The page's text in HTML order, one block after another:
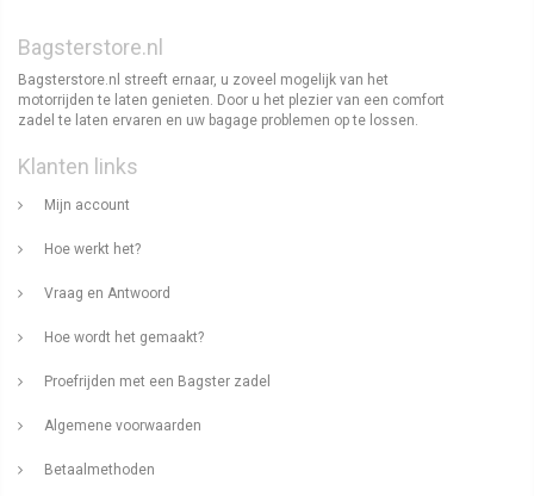
Bagsterstore.nl
Bagsterstore.nl streeft ernaar, u zoveel mogelijk van het
motorrijden te laten genieten. Door u het plezier van een comfort
zadel te laten ervaren en uw bagage problemen op te lossen.
Klanten links
Mijn account
Hoe werkt het?
Vraag en Antwoord
Hoe wordt het gemaakt?
Proefrijden met een Bagster zadel
Algemene voorwaarden
Betaalmethoden